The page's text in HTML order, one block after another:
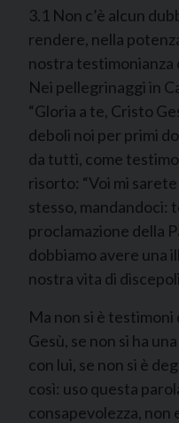
3.1 Non c’è alcun
rendere, nella
nostra testimonianza
Nei pellegrinaggi in
“Gloria a te, Cristo
deboli noi per primi
da tutti, come
risorto: “Voi mi
stesso, mandandoci:
proclamazione della
dobbiamo avere una
nostra vita di
Ma non si è testimoni
Gesù, se non si ha
con lui, se non si è
così: uso questa
consapevolezza, non